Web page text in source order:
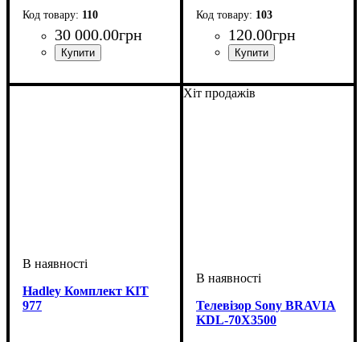
110
30 000.00грн
103
120.00грн
Hadley Комплект KIT
977
Хіт продажів
Телевізор Sony BRAVIA
KDL-70X3500